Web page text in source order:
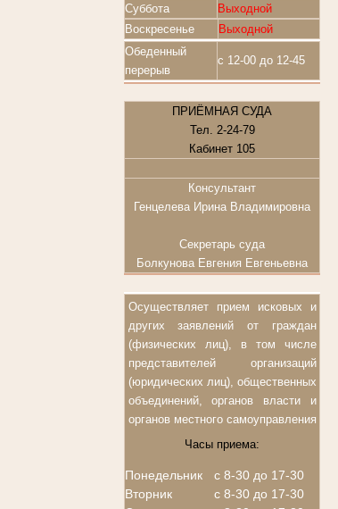
Суббота
Выходной
Воскресенье
Выходной
Обеденный
перерыв
с 12-00 до 12-45
ПРИЁМНАЯ СУДА
Тел. 2-24-79
Кабинет 105
Консультант
Генцелева Ирина Владимировна
Секретарь суда
Болкунова Евгения Евгеньевна
Осуществляет прием исковых и
других заявлений от граждан
(физических лиц), в том числе
представителей организаций
(юридических лиц), общественных
объединений, органов власти и
органов местного самоуправления
Часы приема:
Понедельник
с 8-30 до 17-30
Вторник
с 8-30 до 17-30